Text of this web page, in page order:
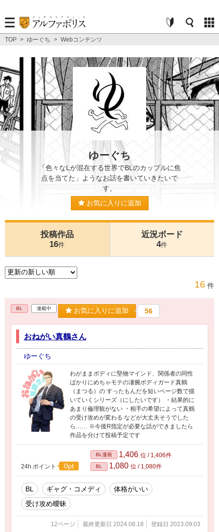
TOP > ゆーぐち > Webコンテンツ
ゆーぐち
「色々なLが混在する世界でBLのカップルに焦
点を当てた」ようなお話を書いていきたいで
す。
お気に入りに追加
投稿作品
16件
近況ボード
4件
16 件
BL 連載中 お気に入りに追加 56
おねがい真鶴さん
ゆーぐち
わがままボディに堅物マインド、関係者の同性
ばかりにめちゃモテの凄腕ボディガード真鶴
（まつる）の すったもんだを短いページ数で描
いていくシリーズ（にしたいです） ・結果的に
あまり倫理観がない ・相手の希望によって真鶴
の受け攻めが変わる などが大丈夫そうでした
ら…… ※今後R指定が必要な話ができましたら
作品を分けて投稿予定です
24h.ポイント 0pt
BL漫画 1,406 位 / 1,406件
BL 1,080 位 / 1,080件
BL ギャグ・コメディ
体格がいい
受け攻め曖昧
12ページ 最終更新日 2024.08.18 登録日 2023.09.03